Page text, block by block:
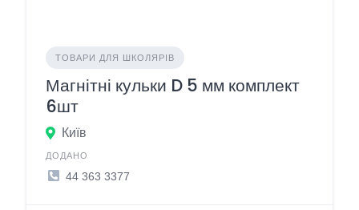
ТОВАРИ ДЛЯ ШКОЛЯРІВ
Магнітні кульки D 5 мм комплект
6шт
Київ
ДОДАНО
44 363 3377